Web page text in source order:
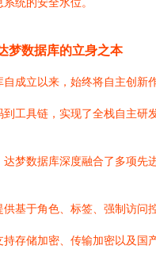
梦数据库的立身之本
自成立以来，始终将自主创新
工具链，实现了全栈自主研
梦数据库深度融合了多项先
供基于角色、标签、强制访问
持存储加密、传输加密以及国